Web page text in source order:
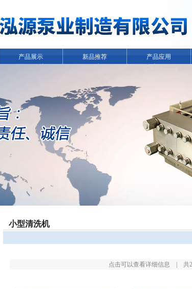
产品展示 新品推荐 产品应用
小型清洗机
点击可以查看详细信息 |